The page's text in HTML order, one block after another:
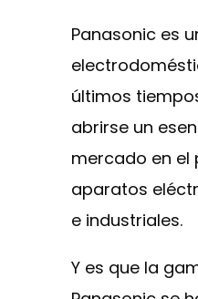
Panasonic es
últimos
abrirse un
mercado en el
aparatos
e industriales.
Y es que la